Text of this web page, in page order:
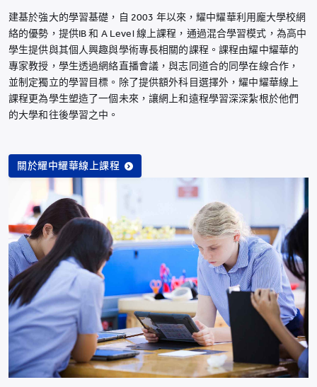
建基於強大的學習基礎，自 2003 年以來，耀中耀華利用龐大學校網
絡的優勢，提供IB 和 A Level 線上課程，通過混合學習模式，為高中
學生提供與其個人興趣與學術專長相關的課程。課程由耀中耀華的
專家教授，學生透過網絡直播會議，與志同道合的同學在線合作，
並制定獨立的學習目標。除了提供額外科目選擇外，耀中耀華線上
課程更為學生塑造了一個未來，讓網上和遠程學習深深紮根於他們
的大學和往後學習之中。
關於耀中耀華線上課程